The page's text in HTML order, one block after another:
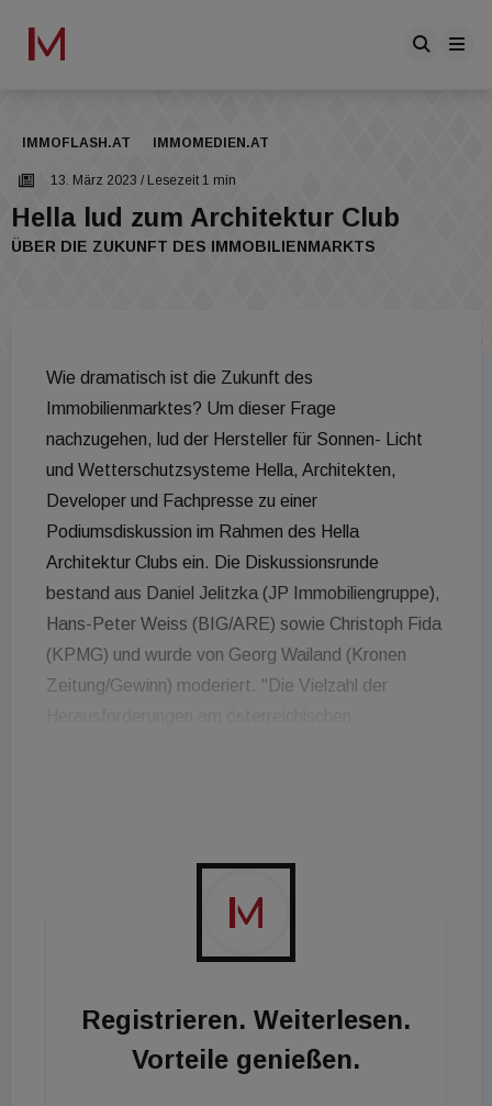
IMMOFLASH.AT IMMOMEDIEN.AT
13. März 2023 / Lesezeit 1 min
Hella lud zum Architektur Club
ÜBER DIE ZUKUNFT DES IMMOBILIENMARKTS
Wie dramatisch ist die Zukunft des
Immobilienmarktes? Um dieser Frage
nachzugehen, lud der Hersteller für Sonnen- Licht
und Wetterschutzsysteme Hella, Architekten,
Developer und Fachpresse zu einer
Podiumsdiskussion im Rahmen des Hella
Architektur Clubs ein. Die Diskussionsrunde
bestand aus Daniel Jelitzka (JP Immobiliengruppe),
Hans-Peter Weiss (BIG/ARE) sowie Christoph Fida
(KPMG) und wurde von Georg Wailand (Kronen
Zeitung/Gewinn) moderiert. "Die Vielzahl der
eine kurze Keynote zum Thema hielt. Daniel
Jelitzka, CEO der JP Immobiliengruppe ergänzt:
"Viele, die ihre Immobilien mit einer hohen
Fremdkapitalquote gekauft haben, könnten in
Opportunitäten für unser Engagement am Markt
und gute Einkäufe. Allerdings verlangen diese
Registrieren. Weiterlesen.
Vorteile genießen.